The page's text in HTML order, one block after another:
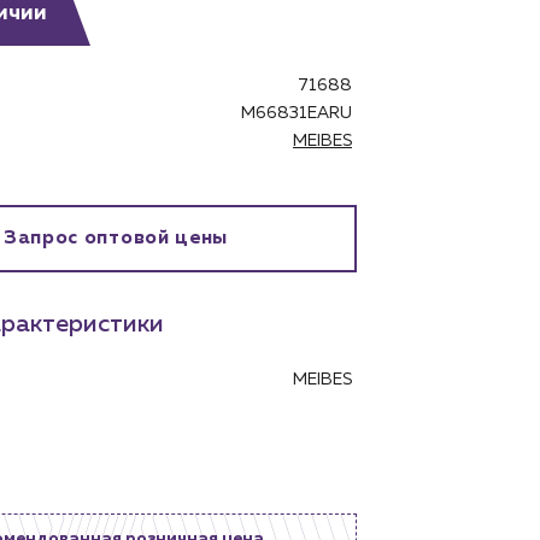
71688
M66831EARU
MEIBES
Запрос оптовой цены
MEIBES